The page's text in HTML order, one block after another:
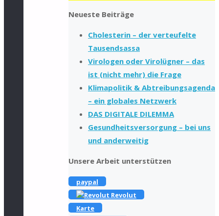
Neueste Beiträge
Cholesterin – der verteufelte
Tausendsassa
Virologen oder Virolügner – das
ist (nicht mehr) die Frage
Klimapolitik & Abtreibungsagenda
– ein globales Netzwerk
DAS DIGITALE DILEMMA
Gesundheitsversorgung – bei uns
und anderweitig
Unsere Arbeit unterstützen
paypal
Revolut
Karte